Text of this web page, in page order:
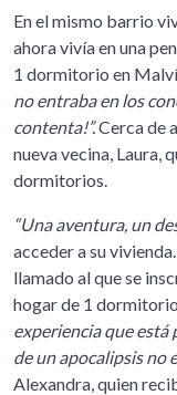
En el mismo barrio
ahora vivía en una
1 dormitorio en
no entraba en los
contenta!”.Cerca de
nueva vecina, Laura,
dormitorios.
“Una aventura, un
acceder a su
llamado al que se
hogar de 1
experiencia que está
de un apocalipsis no
Alexandra, quien